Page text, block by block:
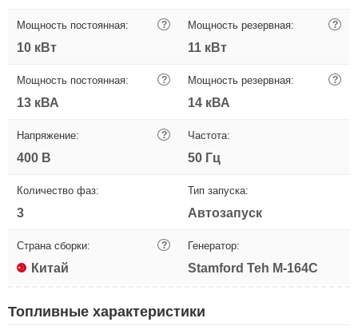
Мощность постоянная: ?
10 кВт
Мощность резервная: ?
11 кВт
Мощность постоянная: ?
13 кВА
Мощность резервная: ?
14 кВА
Напряжение: ?
400 В
Частота:
50 Гц
Количество фаз:
3
Тип запуска:
Автозапуск
Страна сборки: ?
Китай
Генератор:
Stamford Teh M-164C
Топливные характеристики